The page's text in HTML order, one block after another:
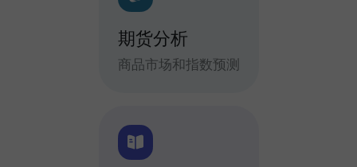
期货分析
商品市场和指数预测